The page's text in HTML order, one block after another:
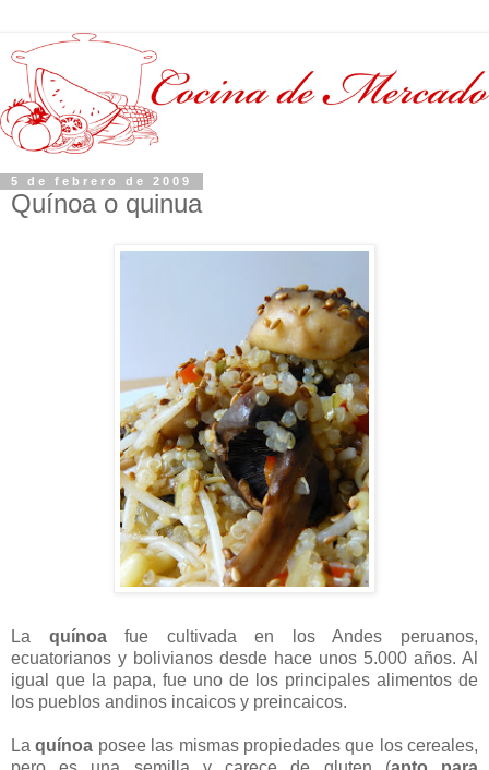
5 de febrero de 2009
Quínoa o quinua
La quínoafue cultivada en los Andes peruanos,
ecuatorianos y bolivianos desde hace unos 5.000 años. Al
igual que la papa, fue uno de los principales alimentos de
los pueblos andinos incaicos y preincaicos.
Laquínoa posee las mismas propiedades que los cereales,